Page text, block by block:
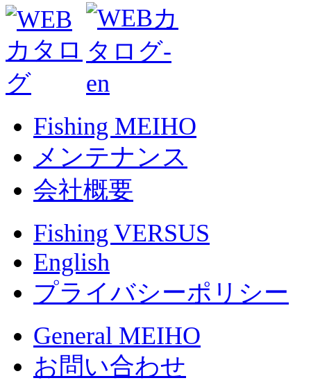
Fishing MEIHO
メンテナンス
会社概要
Fishing VERSUS
English
プライバシーポリシー
General MEIHO
お問い合わせ